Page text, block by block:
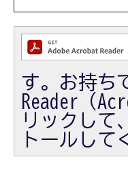
す。お持ち
Reader（
リックして
トールして